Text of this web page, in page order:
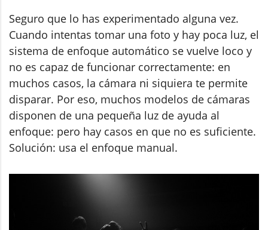
Seguro que lo has experimentado alguna vez.
Cuando intentas tomar una foto y hay poca luz, el
sistema de enfoque automático se vuelve loco y
no es capaz de funcionar correctamente: en
muchos casos, la cámara ni siquiera te permite
disparar. Por eso, muchos modelos de cámaras
disponen de una pequeña luz de ayuda al
enfoque: pero hay casos en que no es suficiente.
Solución: usa el enfoque manual.